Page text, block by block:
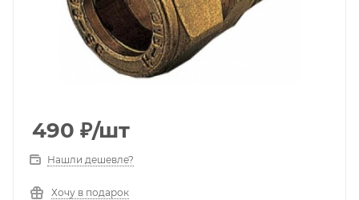
490 ₽/шт
Нашли дешевле?
Хочу в подарок